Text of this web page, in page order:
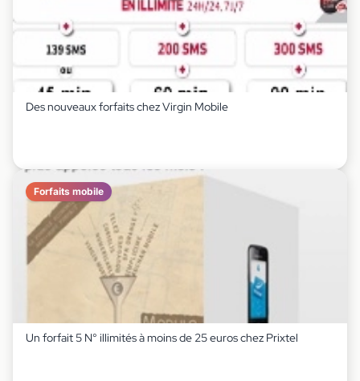
Des nouveaux forfaits chez Virgin Mobile
Forfaits mobile
Un forfait 5 N° illimités à moins de 25 euros chez Prixtel